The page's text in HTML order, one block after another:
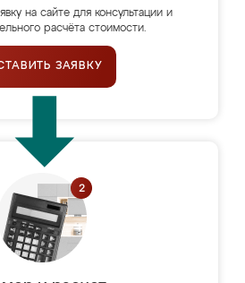
на сайте для консультации и
расчёта стоимости.
ЗАЯВКУ